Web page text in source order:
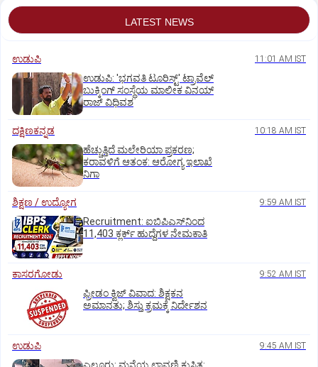
LATEST NEWS
ಉಡುಪಿ 11:01 AM IST
ಉಡುಪಿ: 'ಭಗವತಿ ಟೂರಿಸ್ಟ್' ಟ್ರಾವೆಲ್
ಬುಕ್ಕಿಂಗ್ ಸಂಸ್ಥೆಯ ಮಾಲೀಕ ವಿನಯ್
ರಾಜ್ ವಿಧಿವಶ
ದಕ್ಷಿಣಕನ್ನಡ 10:18 AM IST
ಹೆಚ್ಚುತ್ತಿದೆ ಮಲೇರಿಯಾ ಪ್ರಕರಣ;
ಕರಾವಳಿಗೆ ಆತಂಕ: ಆರೋಗ್ಯ ಇಲಾಖೆ
ನಿಗಾ
ಶಿಕ್ಷಣ / ಉದ್ಯೋಗ 9:59 AM IST
Recruitment: ಐಬಿಪಿಎಸ್‌ನಿಂದ
11,403 ಕ್ಲರ್ಕ್‌ ಹುದ್ದೆಗಳ ನೇಮಕಾತಿ
ಕಾಸರಗೋಡು 9:52 AM IST
ಫ್ರೀಡಂ ಕ್ವಿಜ್‌ ವಿವಾದ: ಶಿಕ್ಷಕನ
ಅಮಾನತು; ಶಿಸ್ತು ಕ್ರಮಕ್ಕೆ ನಿರ್ದೇಶನ
ಉಡುಪಿ 9:45 AM IST